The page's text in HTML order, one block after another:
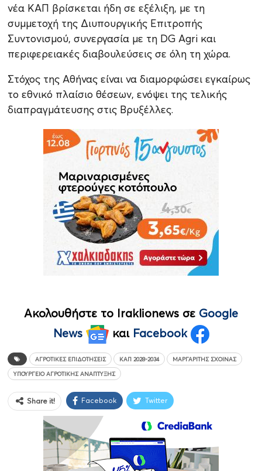
νέα ΚΑΠ βρίσκεται ήδη σε εξέλιξη, με τη
συμμετοχή της Διυπουργικής Επιτροπής
Συντονισμού, συνεργασία με τη DG Agri και
περιφερειακές διαβουλεύσεις σε όλη τη χώρα.
Στόχος της Αθήνας είναι να διαμορφώσει εγκαίρως
το εθνικό πλαίσιο θέσεων, ενόψει της τελικής
διαπραγμάτευσης στις Βρυξέλλες.
Ακολουθήστε το Iraklionews σε Google
News
και Facebook
ΑΓΡΟΤΙΚΈΣ ΕΠΙΔΟΤΉΣΕΙΣ ΚΑΠ 2028-2034 ΜΑΡΓΑΡΊΤΗΣ ΣΧΟΙΝΆΣ
ΥΠΟΥΡΓΕΊΟ ΑΓΡΟΤΙΚΉΣ ΑΝΆΠΤΥΞΗΣ
Share it! Facebook Twitter